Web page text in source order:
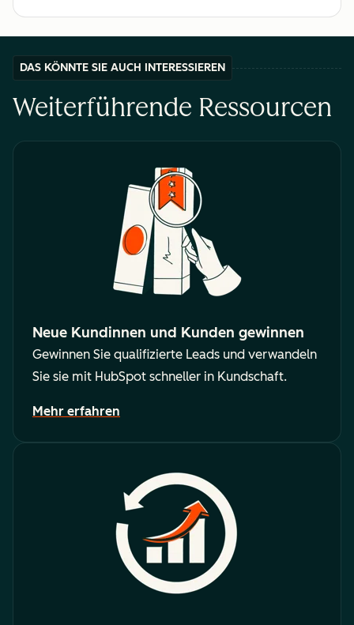
DAS KÖNNTE SIE AUCH INTERESSIEREN
Weiterführende Ressourcen
Neue Kundinnen und Kunden gewinnen
Gewinnen Sie qualifizierte Leads und verwandeln
Sie sie mit HubSpot schneller in Kundschaft.
Mehr erfahren